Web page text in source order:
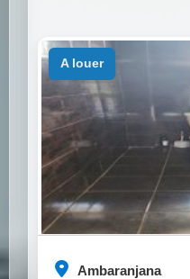
Ambaranjana
a louer